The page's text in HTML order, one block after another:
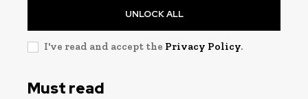
UNLOCK ALL
I've read and accept the Privacy Policy.
Must read